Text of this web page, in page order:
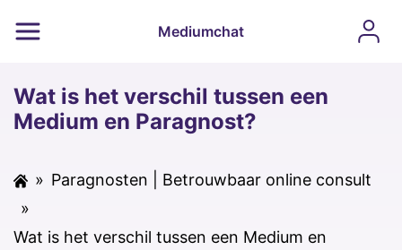
Mediumchat
Wat is het verschil tussen een
Medium en Paragnost?
» Paragnosten | Betrouwbaar online consult
»
Wat is het verschil tussen een Medium en